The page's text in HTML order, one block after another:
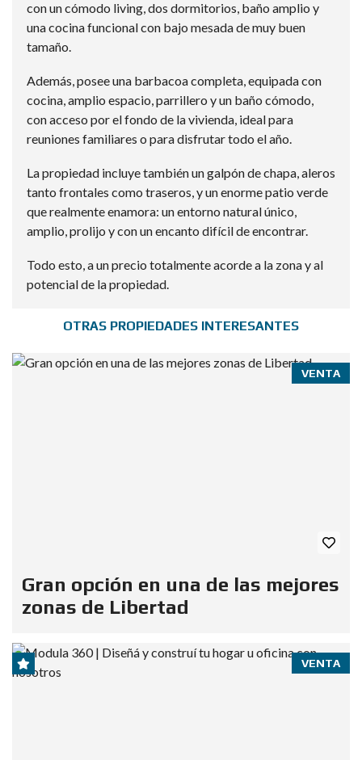
con un cómodo living, dos dormitorios, baño amplio y
una cocina funcional con bajo mesada de muy buen
tamaño.
Además, posee una barbacoa completa, equipada con
cocina, amplio espacio, parrillero y un baño cómodo,
con acceso por el fondo de la vivienda, ideal para
reuniones familiares o para disfrutar todo el año.
La propiedad incluye también un galpón de chapa, aleros
tanto frontales como traseros, y un enorme patio verde
que realmente enamora: un entorno natural único,
amplio, prolijo y con un encanto difícil de encontrar.
Todo esto, a un precio totalmente acorde a la zona y al
potencial de la propiedad.
OTRAS PROPIEDADES INTERESANTES
VENTA
Gran opción en una de las mejores
zonas de Libertad
VENTA